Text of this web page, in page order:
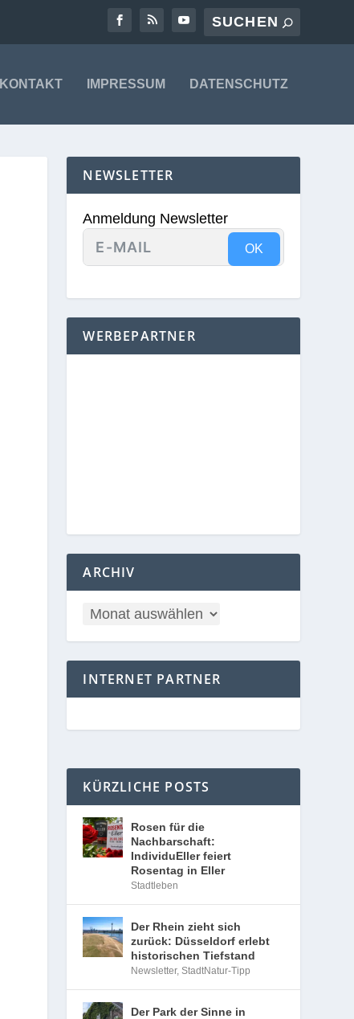
KONTAKT IMPRESSUM DATENSCHUTZ
NEWSLETTER
Anmeldung Newsletter
OK
WERBEPARTNER
ARCHIV
INTERNET PARTNER
KÜRZLICHE POSTS
Rosen für die
Nachbarschaft:
IndividuEller feiert
Rosentag in Eller
Stadtleben
Der Rhein zieht sich
zurück: Düsseldorf erlebt
historischen Tiefstand
Newsletter,StadtNatur-Tipp
Der Park der Sinne in